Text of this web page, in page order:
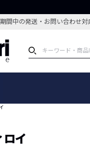
間中の発送・お問い合わせ対
テム
ロイ